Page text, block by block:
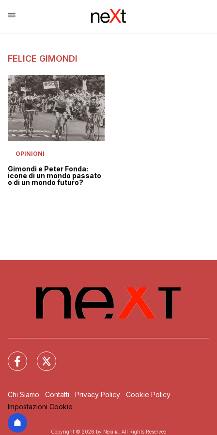
FELICE GIMONDI
OPINIONI
Gimondi e Peter Fonda:
icone di un mondo passato
o di un mondo futuro?
Chi Siamo Contatti Privacy Policy
Cookie Policy
Impostazioni Cookie
Copyright © 2026 by Nexilia. All Rights Reserved